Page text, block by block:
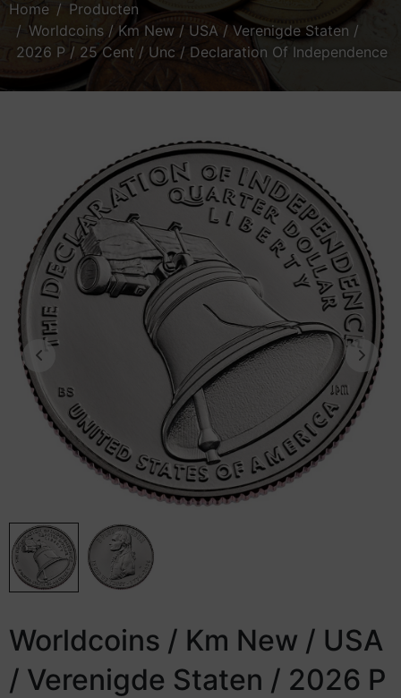
Home
Producten
Worldcoins / Km New / USA / Verenigde Staten /
2026 P / 25 Cent / Unc / Declaration Of Independence
Worldcoins / Km New / USA
/ Verenigde Staten / 2026 P